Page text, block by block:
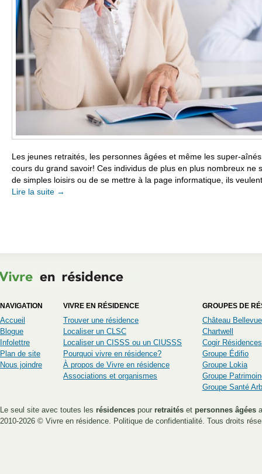
Les jeunes retraités, les personnes âgées et même les super-
cours du grand savoir! Ces individus de plus en plus nombreux ne
de simples loisirs ou de se mettre à la page informatique, ils
Lire la suite →
NAVIGATION
Accueil
Blogue
Infolettre
Plan de site
Nous joindre
VIVRE EN RÉSIDENCE
Trouver une résidence
Localiser un CLSC
Localiser un CISSS ou un CIUSSS
Pourquoi vivre en résidence?
À propos de Vivre en résidence
Associations et organismes
GROUPES DE
Château Bellevue
Chartwell
Cogir Résidences
Groupe Édifio
Groupe Lokia
Groupe
Groupe Santé
Le seul site avec toutes les résidences pour retraités et personnes âgées
2010-2026 © Vivre en résidence Politique de confidentialité . Tous droits